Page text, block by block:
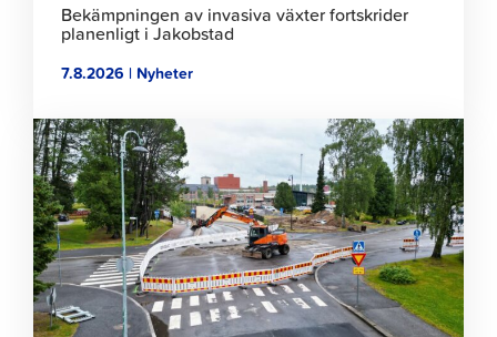
Bekämpningen av invasiva växter fortskrider
planenligt i Jakobstad
7.8.2026 | Nyheter
Klicka
för
att
läsa
artikeln